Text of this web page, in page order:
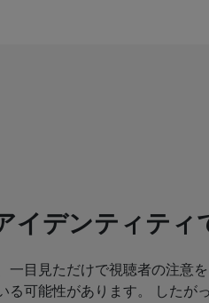
イデンティティ
一目見ただけで視聴者の注意
る可能性があります。 したが